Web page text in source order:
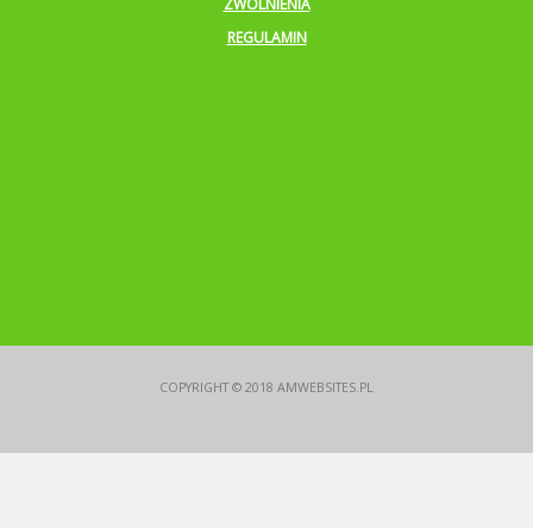
ZWOLNIENIA
REGULAMIN
COPYRIGHT © 2018 AMWEBSITES.PL